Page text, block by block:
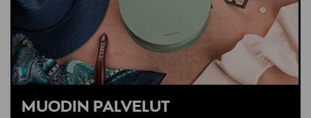
MUODIN PALVELUT